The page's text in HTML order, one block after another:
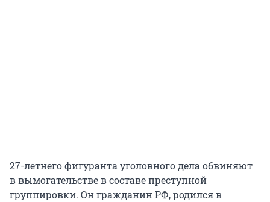
27-летнего фигуранта уголовного дела обвиняют
в вымогательстве в составе преступной
группировки. Он гражданин РФ, родился в